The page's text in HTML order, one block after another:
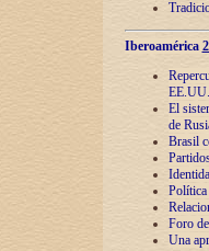
Iberoamérica
EE.UU.
El
de
Brasil
Política
Foro
Una